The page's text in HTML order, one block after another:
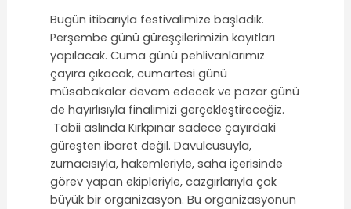
Bugün itibarıyla festivalimize başladık.
Perşembe günü güreşçilerimizin kayıtları
yapılacak. Cuma günü pehlivanlarımız
çayıra çıkacak, cumartesi günü
müsabakalar devam edecek ve pazar günü
de hayırlısıyla finalimizi gerçekleştireceğiz.
Tabii aslında Kırkpınar sadece çayırdaki
güreşten ibaret değil. Davulcusuyla,
zurnacısıyla, hakemleriyle, saha içerisinde
görev yapan ekipleriyle, cazgırlarıyla çok
büyük bir organizasyon. Bu organizasyonun